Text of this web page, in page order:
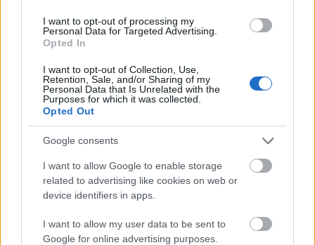
I want to opt-out of processing my
Personal Data for Targeted Advertising.
Opted In
I want to opt-out of Collection, Use,
Retention, Sale, and/or Sharing of my
Personal Data that Is Unrelated with the
Purposes for which it was collected.
Opted Out
Google consents
I want to allow Google to enable storage
related to advertising like cookies on web or
device identifiers in apps.
I want to allow my user data to be sent to
Google for online advertising purposes.